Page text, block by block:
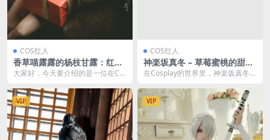
COS红人
香草喵露露的杨枝甘露：红色
丝带下的甜蜜幻想[54P1V-1.6
大家好，今天要介绍的是一位在CO
露。 她以其独特...
COS红人
神楽坂真冬 – 草莓蜜桃的甜蜜
诱惑[75P-143MB]
在Cosplay的世界里，神楽坂真冬以
了无数粉丝心...
VIP VIP